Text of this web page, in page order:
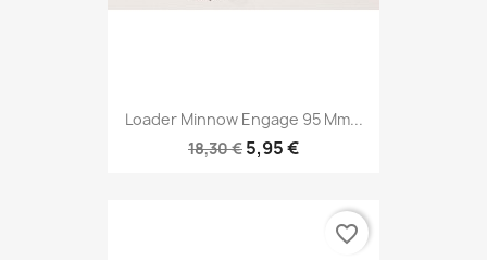
Loader Minnow Engage 95 Mm...
18,30 € 5,95 €
favorite_border